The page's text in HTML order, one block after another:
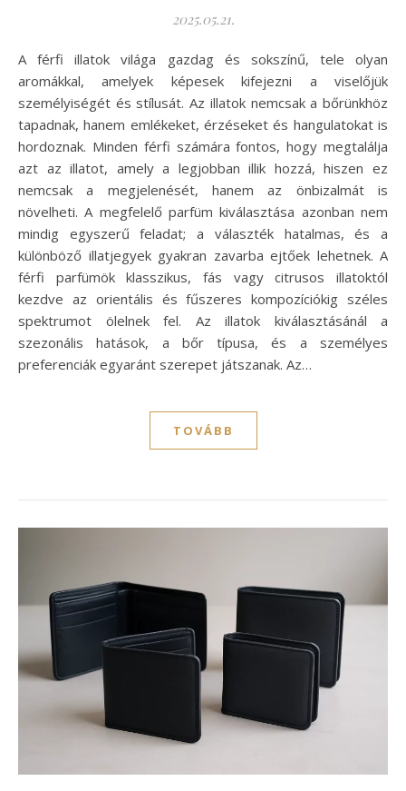
2025.05.21.
A férfi illatok világa gazdag és sokszínű, tele olyan
aromákkal, amelyek képesek kifejezni a viselőjük
személyiségét és stílusát. Az illatok nemcsak a bőrünkhöz
tapadnak, hanem emlékeket, érzéseket és hangulatokat is
hordoznak. Minden férfi számára fontos, hogy megtalálja
azt az illatot, amely a legjobban illik hozzá, hiszen ez
nemcsak a megjelenését, hanem az önbizalmát is
növelheti. A megfelelő parfüm kiválasztása azonban nem
mindig egyszerű feladat; a választék hatalmas, és a
különböző illatjegyek gyakran zavarba ejtőek lehetnek. A
férfi parfümök klasszikus, fás vagy citrusos illatoktól
kezdve az orientális és fűszeres kompozíciókig széles
spektrumot ölelnek fel. Az illatok kiválasztásánál a
szezonális hatások, a bőr típusa, és a személyes
preferenciák egyaránt szerepet játszanak. Az…
TOVÁBB